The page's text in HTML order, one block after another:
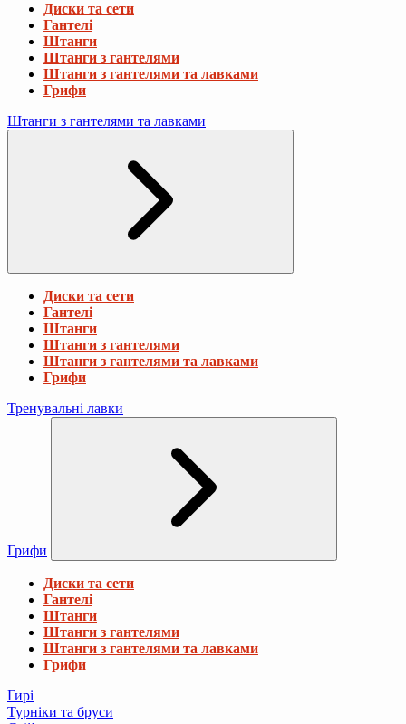
Диски та сети
Гантелі
Штанги
Штанги з гантелями
Штанги з гантелями та лавками
Грифи
Штанги з гантелями та лавками
Диски та сети
Гантелі
Штанги
Штанги з гантелями
Штанги з гантелями та лавками
Грифи
Тренувальні лавки
Грифи
Диски та сети
Гантелі
Штанги
Штанги з гантелями
Штанги з гантелями та лавками
Грифи
Гирі
Турніки та бруси